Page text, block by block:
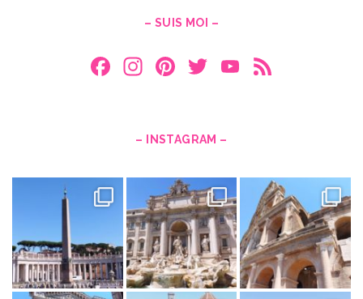
– SUIS MOI –
F
o
k
In
gr
a
m
Pi
es
t
T
er
Y
u
b
e
C
h
– INSTAGRAM –